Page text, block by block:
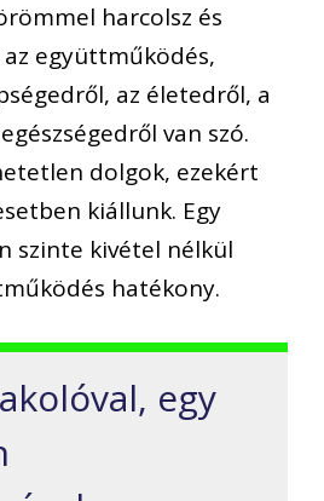
harcolsz és
együttműködés,
az életedről, a
van szó.
dolgok, ezekért
kiállunk. Egy
szinte kivétel nélkül
hatékony.
egy